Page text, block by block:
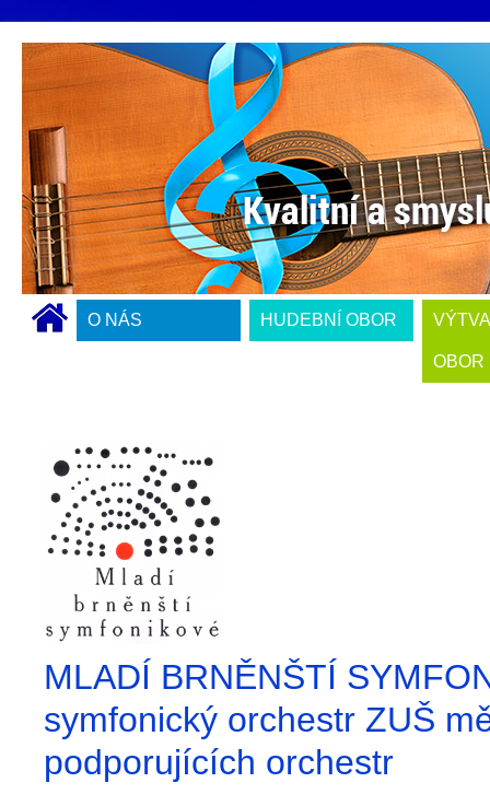
O NÁS HUDEBNÍ OBOR
OBOR
MLADÍ BRNĚNŠTÍ
symfonický orchestr ZUŠ
podporujících orchestr